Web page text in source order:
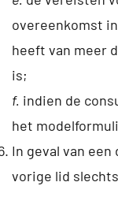
overeenkomst
heeft van meer
is;
f. indien de
het
In geval van
vorige lid